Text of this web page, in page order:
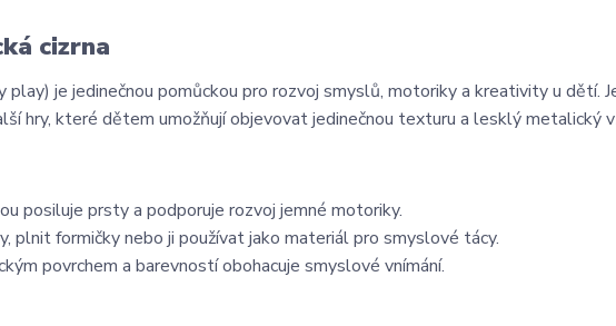
cizrna
play) je jedinečnou pomůckou pro rozvoj smyslů, motoriky a kreativity u dětí.
hry, které dětem umožňují objevovat jedinečnou texturu a lesklý metalický
posiluje prsty a podporuje rozvoj jemné motoriky.
plnit formičky nebo ji používat jako materiál pro smyslové tácy.
povrchem a barevností obohacuje smyslové vnímání.